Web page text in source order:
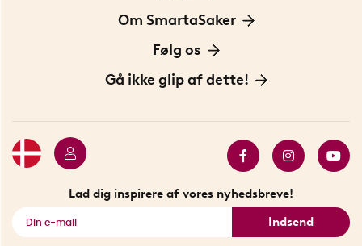
Information om cookies
Privatlivspolitik
Om SmartaSaker
Om os
Vores historie
Følg os
Opfindere
Gå ikke glip af dette!
Se alle smarte produkter
Lad dig inspirere af vores nyhedsbreve!
Indsend